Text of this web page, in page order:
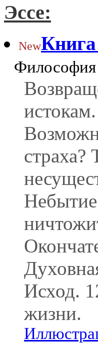
Эссе:
New
Философия
страха?
Исход.
жизни.